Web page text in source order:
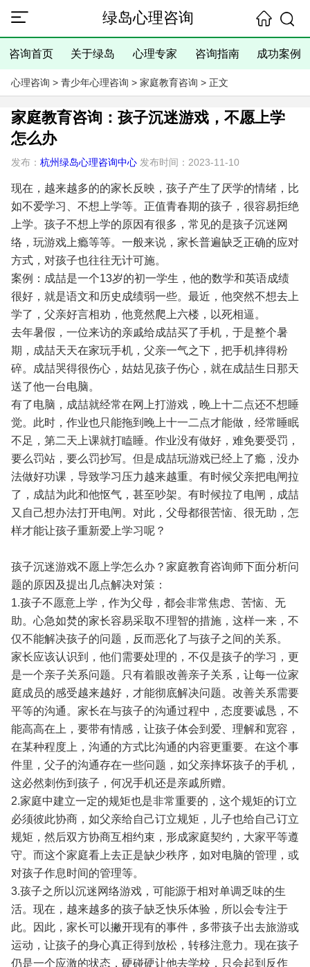
绿岛心理咨询
咨询首页 关于绿岛 心理专家 咨询指南 成功案例
心理咨询 > 青少年心理咨询 > 家庭教育咨询 > 正文
家庭教育咨询：孩子沉迷游戏，不愿上学
怎么办
发布： 杭州绿岛心理咨询中心发布时间：2023-11-10
现在，越来越多的的家长反映，孩子产生了厌学的情绪，比
如不爱学习、不想上学等。正值青春期的孩子，很容易拒绝
上学。孩子不想上学的原因有很多，常见的是孩子沉迷网
络，玩游戏上瘾等等。一般来说，家长普遍缺乏正确的应对
方式，对孩子也往往无计可施。
案例：成喆是一个13岁的初一学生，他的数学和英语成绩
很好，就是语文和历史成绩弱一些。最近，他突然不想去上
学了，父亲好言相劝，他竟然爬上六楼，以死相逼。
去年暑假，一位来访的亲戚给成喆买了手机，于是整个暑
期，成喆天天在家玩手机，父亲一气之下，把手机摔得粉
碎。成喆哭得很伤心，姑姑见孩子伤心，就在成喆生日那天
送了他一台电脑。
有了电脑，成喆就经常在网上打游戏，晚上十二点还不想睡
觉。此时，作业也只能拖到晚上十一二点才能做，经常睡眠
不足，第二天上课就打瞌睡。作业没有做好，难免要受罚，
要么罚站，要么罚抄写。但是成喆玩游戏已经上了瘾，没办
法做好功课，导致学习压力越来越重。有时候父亲把电闸拉
了，成喆为此和他怄气，甚至吵架。有时候拉了电闸，成喆
又自己想办法打开电闸。对此，父母都很苦恼、很无助，怎
样才能让孩子重新爱上学习呢？
孩子沉迷游戏不愿上学怎么办？家庭教育咨询师下面分析问
题的原因及提出几点解决对策：
1.孩子不愿意上学，作为父母，都会非常焦虑、苦恼、无
助。心急如焚的家长容易采取不理智的措施，这样一来，不
仅不能解决孩子的问题，反而恶化了与孩子之间的关系。
家长应该认识到，他们需要处理的，不仅是孩子的学习，更
是一个亲子关系问题。只有着眼改善亲子关系，让每一位家
庭成员的感受越来越好，才能彻底解决问题。改善关系需要
平等的沟通。家长在与孩子的沟通过程中，态度要诚恳，不
能高高在上，要带有情感，让孩子体会到爱、理解和宽容，
在某种程度上，沟通的方式比沟通的内容更重要。在这个事
件里，父子的沟通存在一些问题，如父亲摔坏孩子的手机，
这必然刺伤到孩子，何况手机还是亲戚所赠。
2.家庭中建立一定的规矩也是非常重要的，这个规矩的订立
必须彼此协商，如父亲给自己订立规矩，儿子也给自己订立
规矩，然后双方协商互相约束，形成家庭契约，大家平等遵
守。而这个家庭看上去正是缺少秩序，如对电脑的管理，或
对孩子作息时间的管理等。
3.孩子之所以沉迷网络游戏，可能源于相对单调乏味的生
活。现在，越来越多的孩子缺乏快乐体验，所以会专注于
此。因此，家长可以撇开现有的事件，多带孩子出去旅游或
运动，让孩子的身心真正得到放松，转移注意力。现在孩子
仍是一个应激的状态，硬碰硬让他去学校，只会起到反作